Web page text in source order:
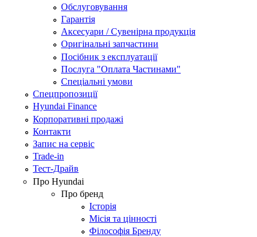
Обслуговування
Гарантія
Аксесуари / Сувенірна продукція
Оригінальні запчастини
Посібник з експлуатації
Послуга "Оплата Частинами"
Спеціальні умови
Спецпропозиції
Hyundai Finance
Корпоративні продажі
Контакти
Запис на сервіс
Trade-in
Тест-Драйв
Про Hyundai
Про бренд
Історія
Місія та цінності
Філософія Бренду